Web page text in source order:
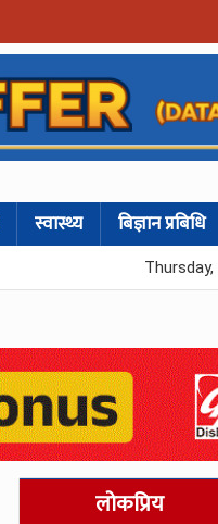
स्वास्थ्य बिज्ञान प्रबिधि
लोकप्रिय